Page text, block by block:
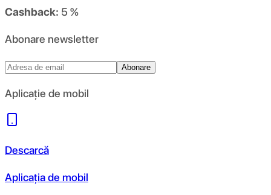
Cashback: 5 %
Abonare newsletter
Abonare
Aplicație de mobil
Descarcă
Aplicația de mobil